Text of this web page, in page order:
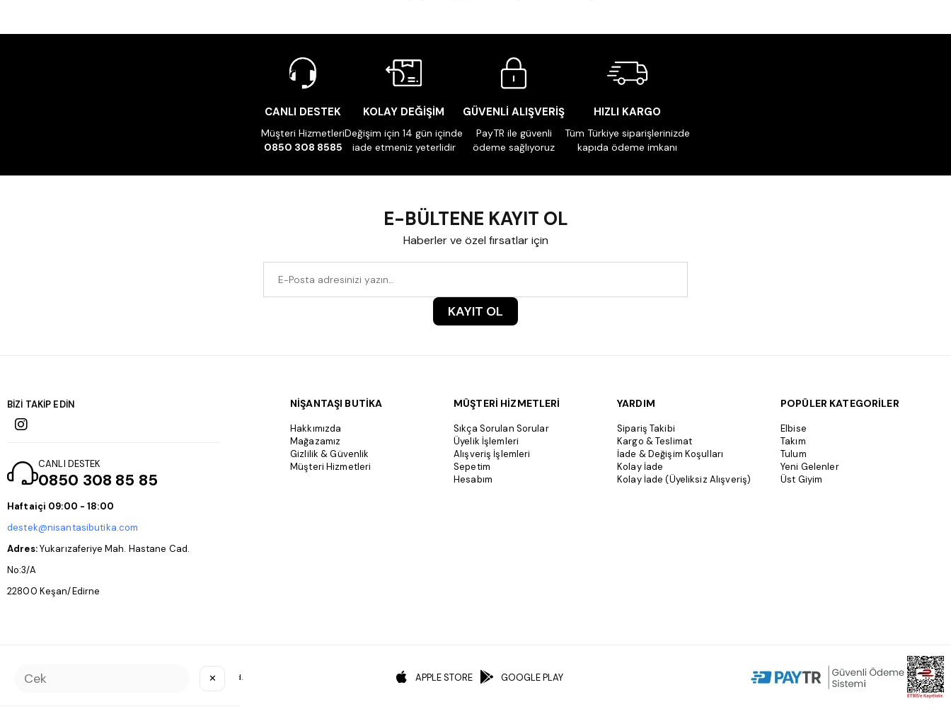
CANLI DESTEK
Müşteri Hizmetleri
0850 308 8585
KOLAY DEĞİŞİM
Değişim için 14 gün içinde
iade etmeniz yeterlidir
GÜVENLİ ALIŞVERİŞ
PayTR ile güvenli
ödeme sağlıyoruz
HIZLI KARGO
Tüm Türkiye siparişlerinizde
kapıda ödeme imkanı
E-BÜLTENE KAYIT OL
Haberler ve özel fırsatlar için
KAYIT OL
BİZİ TAKİP EDİN
CANLI DESTEK
0850 308 85 85
Haftaiçi 09:00 - 18:00
destek@nisantasibutika.com
Adres:Yukarızaferiye Mah. Hastane Cad.
No:3/A
22800 Keşan/Edirne
NİŞANTAŞI BUTİKA
Hakkımızda
Mağazamız
Gizlilik & Güvenlik
Müşteri Hizmetleri
MÜŞTERİ HİZMETLERİ
Sıkça Sorulan Sorular
Üyelik İşlemleri
Alışveriş İşlemleri
Sepetim
Hesabım
YARDIM
Sipariş Takibi
Kargo & Teslimat
İade & Değişim Koşulları
Kolay İade
Kolay İade (Üyeliksiz Alışveriş)
POPÜLER KATEGORİLER
Elbise
Takım
Tulum
Yeni Gelenler
Üst Giyim
Copyright © 2025 All rights reserved. APPLE STORE GOOGLE PLAY
✕